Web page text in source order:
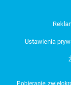
Ustawienia
Pobieranie,